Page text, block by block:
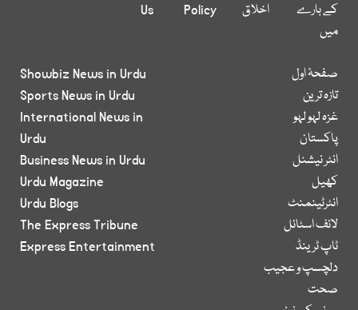
کے بارے
میں
اخلاق
Policy
Us
صفحۂ اول
تازہ ترین
غزہ لہو لہو
پاکستان
انٹر نیشنل
کھیل
انٹرٹینمنٹ
لائف اسٹائل
ٹاپ ٹرینڈ
دلچسپ و عجیب
صحت
Showbiz News in Urdu
Sports News in Urdu
International News in
Urdu
Business News in Urdu
Urdu Magazine
Urdu Blogs
The Express Tribune
Express Entertainment